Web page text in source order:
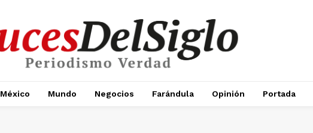
México Mundo Negocios Farándula Opinión Portada